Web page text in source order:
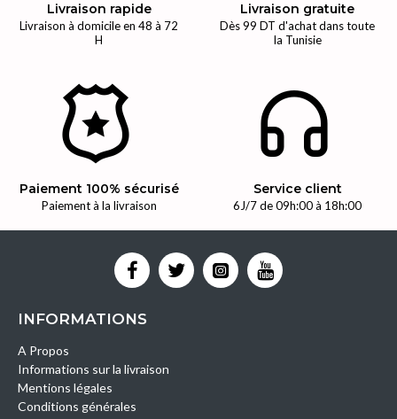
Livraison rapide
Livraison à domicile en 48 à 72
H
Livraison gratuite
Dès 99 DT d'achat dans toute
la Tunisie
Paiement 100% sécurisé
Paiement à la livraison
Service client
6J/7 de 09h:00 à 18h:00
INFORMATIONS
A Propos
Informations sur la livraison
Mentions légales
Conditions générales